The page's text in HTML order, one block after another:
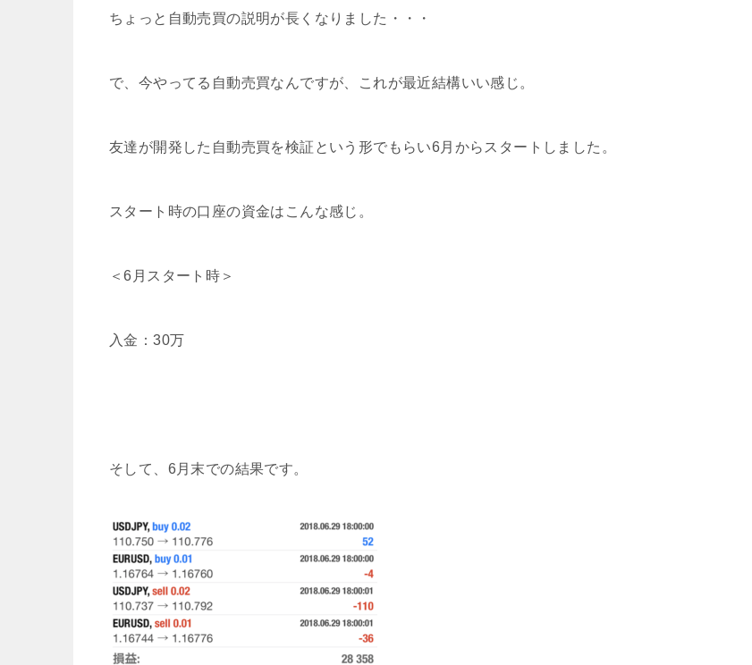
ちょっと自動売買の説明が長くなりました・・・
で、今やってる自動売買なんですが、これが最近結構いい感じ。
友達が開発した自動売買を検証という形でもらい6月からスタートしました。
スタート時の口座の資金はこんな感じ。
＜6月スタート時＞
入金：30万
そして、6月末での結果です。